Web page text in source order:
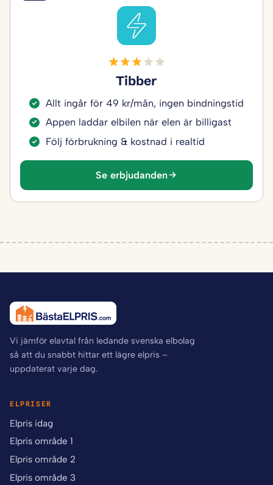
Tibber
Allt ingår för 49 kr/mån, ingen bindningstid
Appen laddar elbilen när elen är billigast
Följ förbrukning & kostnad i realtid
Se erbjudanden
Vi jämför elavtal från ledande svenska elbolag
så att du snabbt hittar ett lägre elpris –
uppdaterat varje dag.
ELPRISER
Elpris idag
Elpris område 1
Elpris område 2
Elpris område 3